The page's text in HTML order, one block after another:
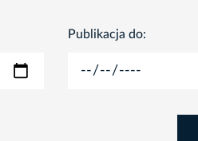
Publikacja do: